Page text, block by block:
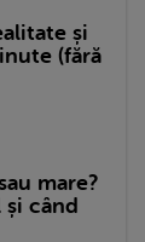
și
(fără
mare?
și când